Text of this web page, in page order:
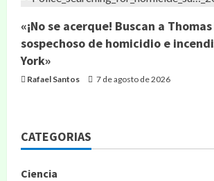
«¡No se acerque! Buscan a
sospechoso de homicidio e
York»
Rafael Santos 7 de agosto de 2026
CATEGORIAS
Ciencia